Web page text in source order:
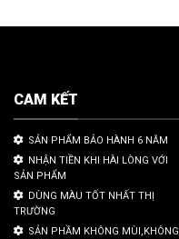
CAM KẾT
SẢN PHẨM BẢO HÀNH 6 NĂM
NHẬN TIỀN KHI HÀI LÒNG VỚI
SẢN PHẨM
DÙNG MÀU TỐT NHẤT THỊ
TRƯỜNG
SẢN PHẦM KHÔNG MÙI,KHÔNG